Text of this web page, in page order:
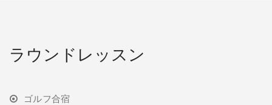
ラウンドレッスン
ゴルフ合宿